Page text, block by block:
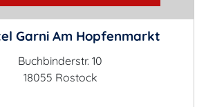
Garni Am Hopfenmarkt
Buchbinderstr. 10
18055 Rostock